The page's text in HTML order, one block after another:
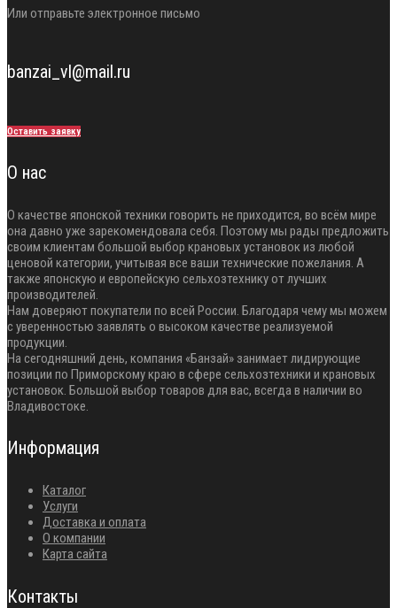
Или отправьте электронное письмо
banzai_vl@mail.ru
Оставить заявку
О нас
О качестве японской техники говорить не приходится, во всём мире
она давно уже зарекомендовала себя. Поэтому мы рады предложить
своим клиентам большой выбор крановых установок из любой
ценовой категории, учитывая все ваши технические пожелания. А
также японскую и европейскую сельхозтехнику от лучших
производителей.
Нам доверяют покупатели по всей России. Благодаря чему мы можем
с уверенностью заявлять о высоком качестве реализуемой
продукции.
На сегодняшний день, компания «Банзай» занимает лидирующие
позиции по Приморскому краю в сфере сельхозтехники и крановых
установок. Большой выбор товаров для вас, всегда в наличии во
Владивостоке.
Информация
Каталог
Услуги
Доставка и оплата
О компании
Карта сайта
Контакты